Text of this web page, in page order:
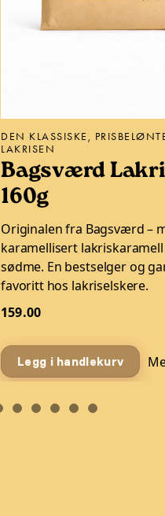
DEN KLASSISKE,
LAKRISEN
Bagsværd
160g
Originalen fra Bagsværd –
karamellisert
sødme. En bestselger og
favoritt hos lakriselskere.
159.00
Legg i handlekurv